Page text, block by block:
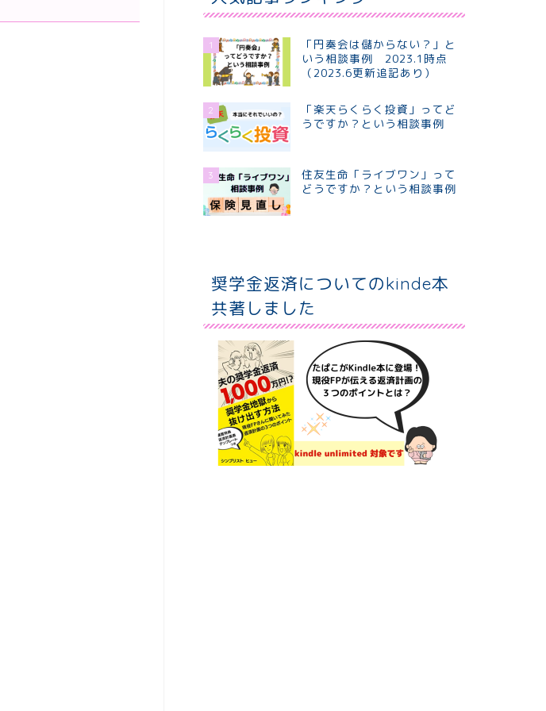
1
「円奏会は儲からない？」と
いう相談事例 2023.1時点
（2023.6更新追記あり）
2
「楽天らくらく投資」ってど
うですか？という相談事例
3
住友生命「ライブワン」って
どうですか？という相談事例
奨学金返済についてのkinde本
共著しました